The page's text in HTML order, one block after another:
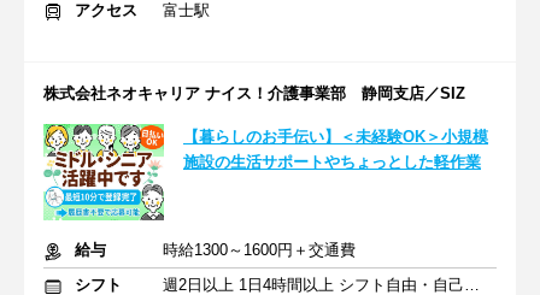
アクセス
富士駅
株式会社ネオキャリア ナイス！介護事業部 静岡支店／SIZ
【暮らしのお手伝い】＜未経験OK＞小規模
施設の生活サポートやちょっとした軽作業
給与
時給1300～1600円＋交通費
シフト
週2日以上 1日4時間以上 シフト自由・自己申告